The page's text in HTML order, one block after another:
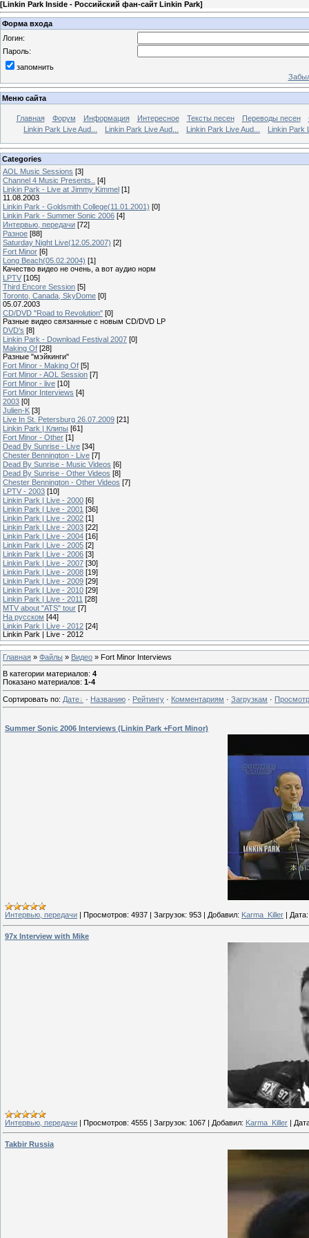
[Linkin Park Inside - Российский фан-сайт Linkin Park]
Форма входа
Логин:
Пароль:
запомнить
Меню сайта
Главная Форум Информация Интересное Тексты песен Переводы песен
Linkin Park Live Aud...
Linkin Park Live Aud... Linkin Park Live Aud... Linkin Park
Categories
AOL Music Sessions [3]
Channel 4 Music Presents..
[4]
Linkin Park - Live at Jimmy Kimmel [1]
11.08.2003
Linkin Park - Goldsmith College(11.01.2001) [0]
Linkin Park - Summer Sonic 2006 [4]
Интервью, передачи [72]
Разное [88]
Saturday Night Live(12.05.2007) [2]
Fort Minor [6]
Long Beach(05.02.2004) [1]
Качество видео не очень, а вот аудио норм
LPTV [105]
Third Encore Session [5]
Toronto, Canada, SkyDome [0]
05.07.2003
CD/DVD "Road to Revolution" [0]
Разные видео связанные с новым CD/DVD LP
DVD's [8]
Linkin Park - Download Festival 2007 [0]
Making Of [28]
Разные "мэйкинги"
Fort Minor - Making Of [5]
Fort Minor - AOL Session [7]
Fort Minor - live [10]
Fort Minor Interviews [4]
2003 [0]
Julien-K [3]
Live In St. Petersburg 26.07.2009 [21]
Linkin Park | Клипы [61]
Fort Minor - Other [1]
Dead By Sunrise - Live [34]
Chester Bennington - Live [7]
Dead By Sunrise - Music Videos [6]
Dead By Sunrise - Other Videos [8]
Chester Bennington - Other Videos [7]
LPTV - 2003 [10]
Linkin Park | Live - 2000 [6]
Linkin Park | Live - 2001 [36]
Linkin Park | Live - 2002 [1]
Linkin Park | Live - 2003 [22]
Linkin Park | Live - 2004 [16]
Linkin Park | Live - 2005 [2]
Linkin Park | Live - 2006 [3]
Linkin Park | Live - 2007 [30]
Linkin Park | Live - 2008 [19]
Linkin Park | Live - 2009 [29]
Linkin Park | Live - 2010 [29]
Linkin Park | Live - 2011 [28]
MTV about "ATS" tour [7]
На русском [44]
Linkin Park | Live - 2012 [24]
Linkin Park | Live - 2012
Главная » Файлы » Видео » Fort Minor Interviews
В категории материалов: 4
Показано материалов: 1-4
Сортировать по: Дате · Названию · Рейтингу · Комментариям · Загрузкам ·
Summer Sonic 2006 Interviews (Linkin Park +Fort Minor)
Интервью, передачи Просмотров: 4937 Загрузок: 953 Добавил: Karma_Killer Дата:
97x Interview with Mike
Интервью, передачи | Просмотров: 4555 | Загрузок: 1067 | Добавил: Karma_Killer |
Takbir Russia